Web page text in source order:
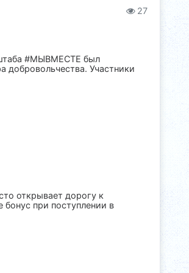
27
#МЫВМЕСТЕ был
добровольчества. Участники
открывает дорогу к
при поступлении в